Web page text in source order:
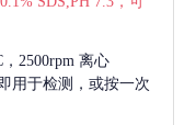
，2500rpm 离心
用于检测，或按一次